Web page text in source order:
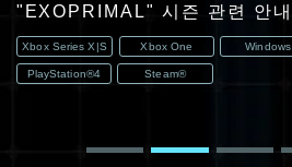
"EXOPRIMAL" 시즌 관련 안내
Xbox Series X|S Xbox One Windows
PlayStation®4 Steam®